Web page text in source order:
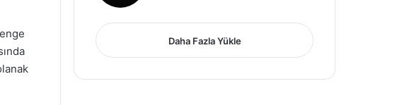
Daha Fazla Yükle